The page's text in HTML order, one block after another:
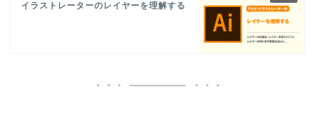
イラストレーターのレイヤーを理解する